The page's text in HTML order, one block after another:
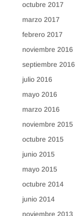
octubre 2017
marzo 2017
febrero 2017
noviembre 2016
septiembre 2016
julio 2016
mayo 2016
marzo 2016
noviembre 2015
octubre 2015
junio 2015
mayo 2015
octubre 2014
junio 2014
noviembre 2013